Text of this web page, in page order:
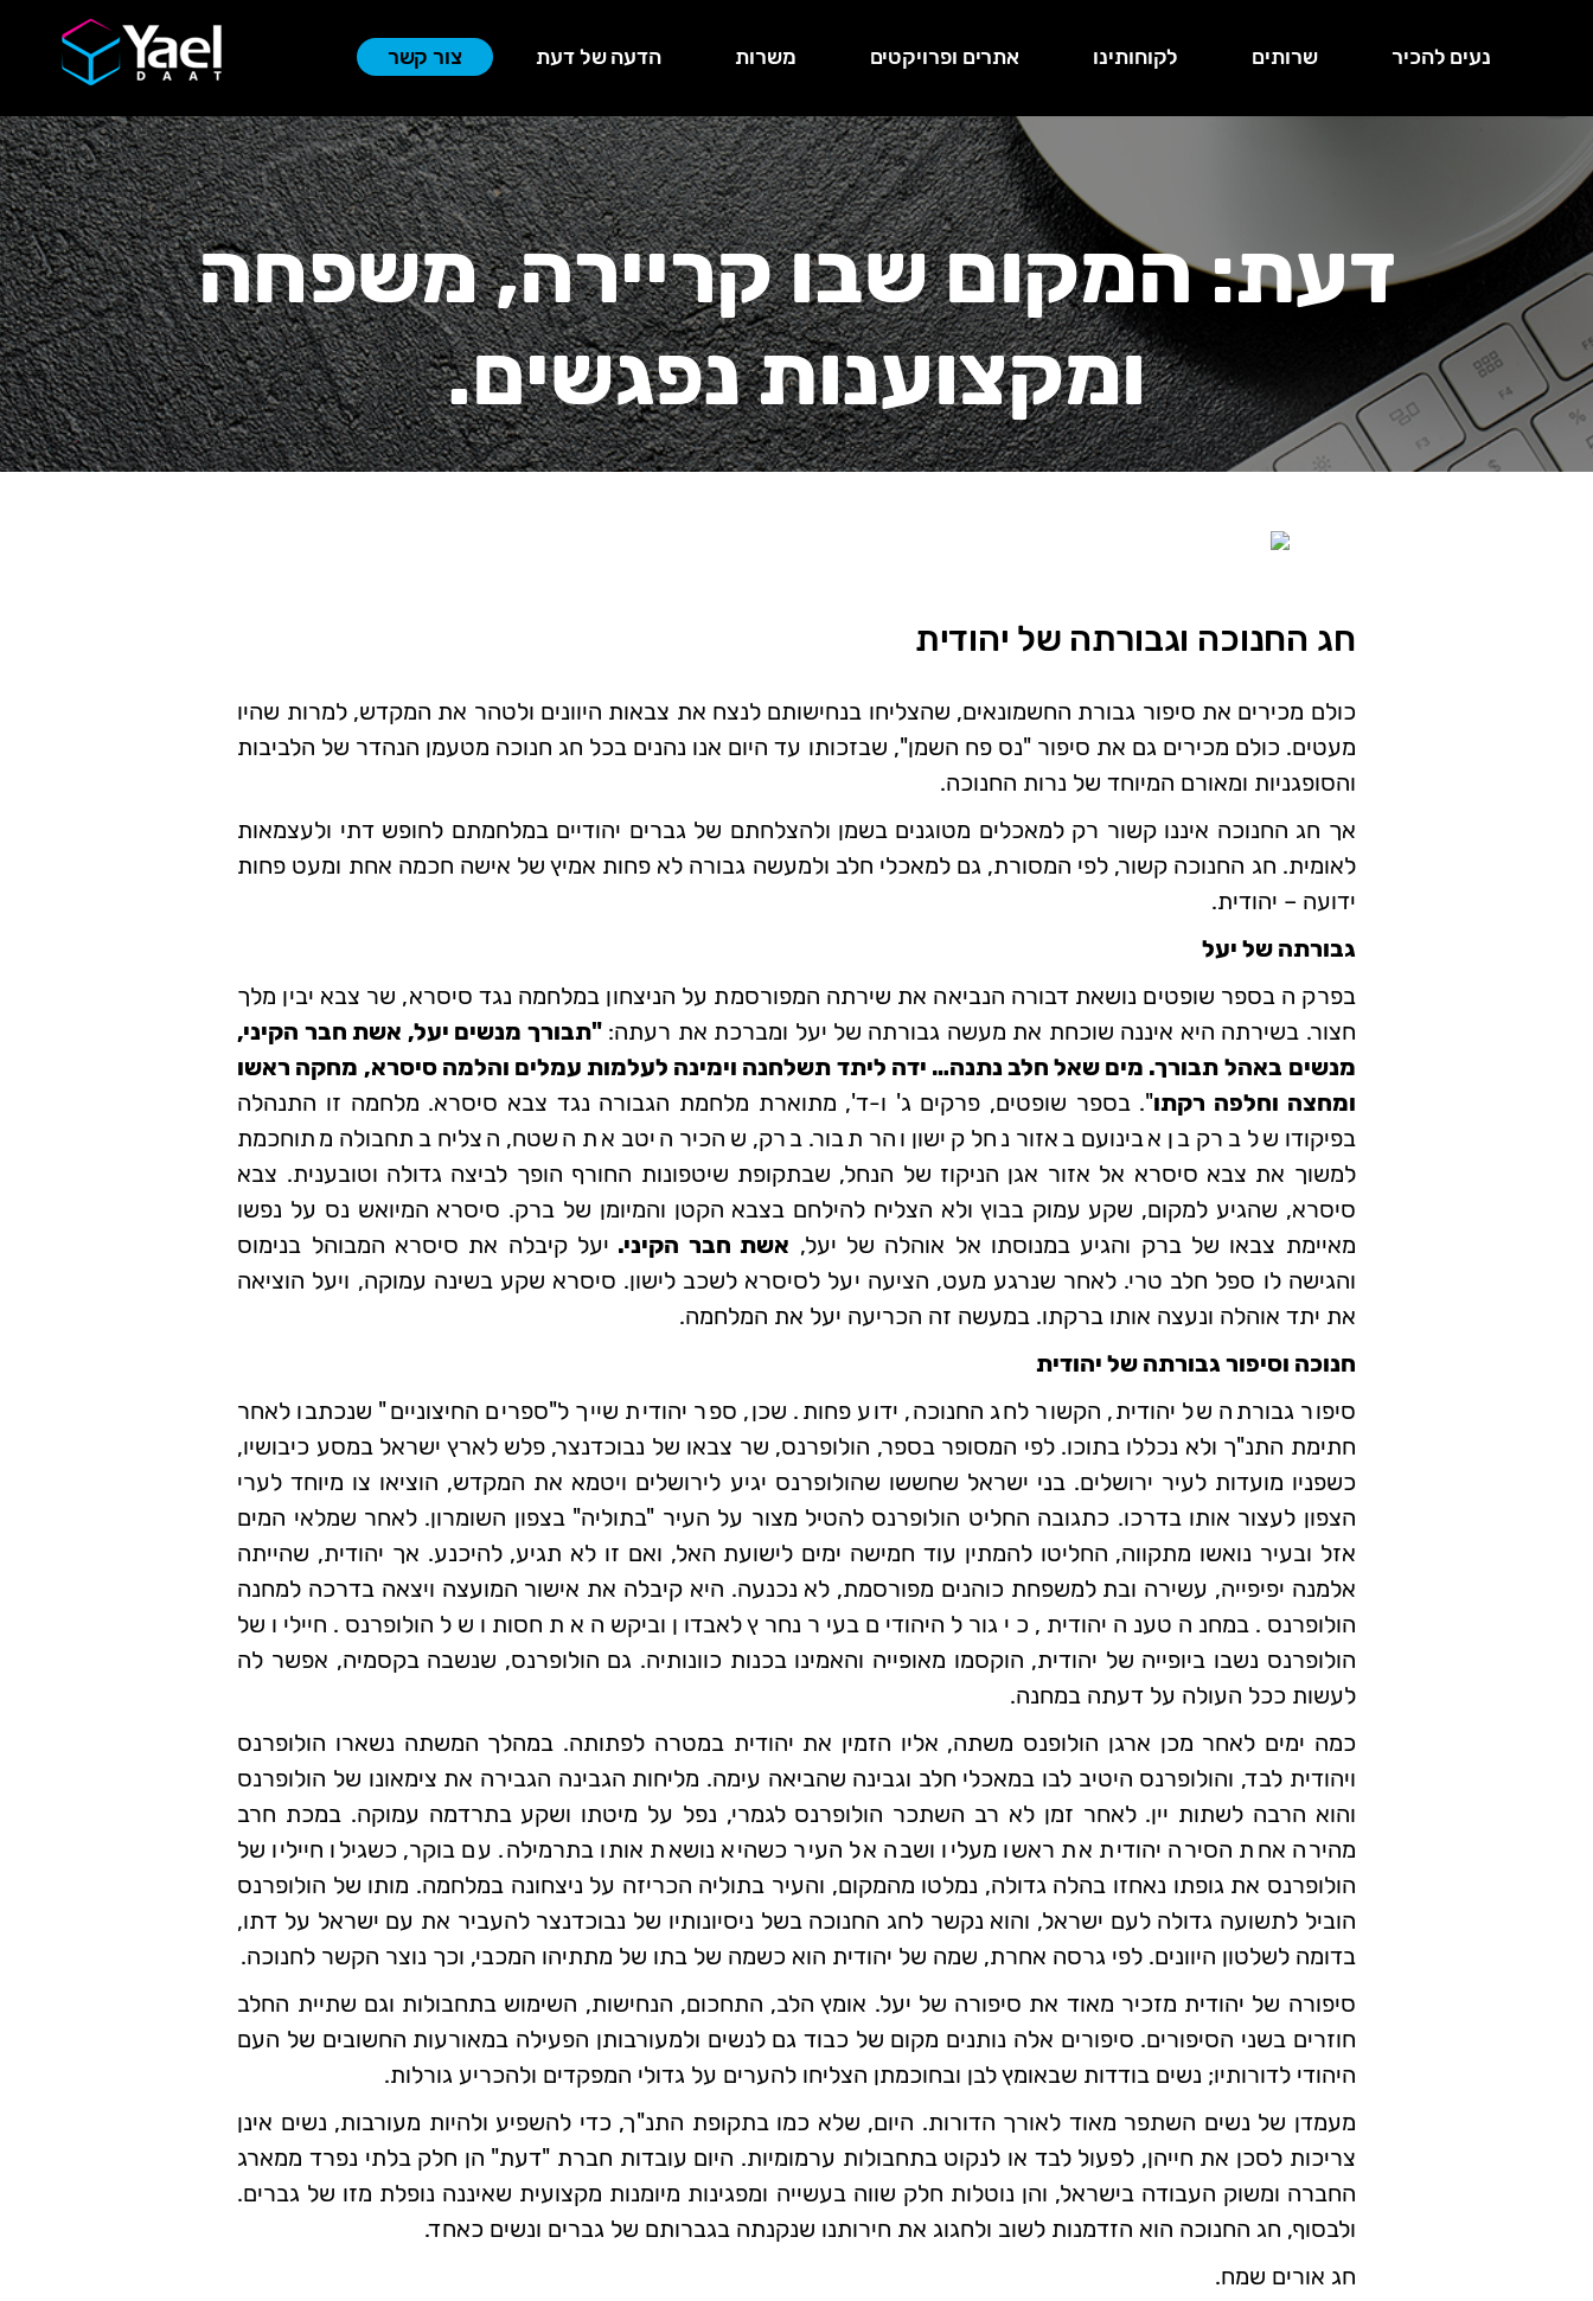
נעים להכיר שרותים לקוחותינו אתרים ופרויקטים משרות הדעה של דעת צור קשר
דעת: המקום שבו קריירה, משפחה
ומקצוענות נפגשים.
חג החנוכה וגבורתה של יהודית
כולם מכירים את סיפור גבורת החשמונאים, שהצליחו בנחישותם לנצח את צבאות היוונים ולטהר את המקדש, למרות שהיו
מעטים. כולם מכירים גם את סיפור "נס פח השמן", שבזכותו עד היום אנו נהנים בכל חג חנוכה מטעמן הנהדר של הלביבות
והסופגניות ומאורם המיוחד של נרות החנוכה.
אך חג החנוכה איננו קשור רק למאכלים מטוגנים בשמן ולהצלחתם של גברים יהודיים במלחמתם לחופש דתי ולעצמאות
לאומית. חג החנוכה קשור, לפי המסורת, גם למאכלי חלב ולמעשה גבורה לא פחות אמיץ של אישה חכמה אחת ומעט פחות
ידועה – יהודית.
גבורתה של יעל
בפרק ה בספר שופטים נושאת דבורה הנביאה את שירתה המפורסמת על הניצחון במלחמה נגד סיסרא, שר צבא יבין מלך
חצור. בשירתה היא איננה שוכחת את מעשה גבורתה של יעל ומברכת את רעתה:"תבורך מנשים יעל, אשת חבר הקיני,
מנשים באהל תבורך. מים שאל חלב נתנה… ידה ליתד תשלחנה וימינה לעלמות עמלים והלמה סיסרא, מחקה ראשו
ומחצה וחלפה רקתו". בספר שופטים, פרקים ג' ו-ד', מתוארת מלחמת הגבורה נגד צבא סיסרא. מלחמה זו התנהלה
בפיקודו של ברק בן אבינועם באזור נחל קישון והר תבור. ברק, שהכיר היטב את השטח, הצליח בתחבולה מתוחכמת
למשוך את צבא סיסרא אל אזור אגן הניקוז של הנחל, שבתקופת שיטפונות החורף הופך לביצה גדולה וטובענית. צבא
סיסרא, שהגיע למקום, שקע עמוק בבוץ ולא הצליח להילחם בצבא הקטן והמיומן של ברק. סיסרא המיואש נס על נפשו
מאיימת צבאו של ברק והגיע במנוסתו אל אוהלה של יעל, אשת חבר הקיני. יעל קיבלה את סיסרא המבוהל בנימוס
והגישה לו ספל חלב טרי. לאחר שנרגע מעט, הציעה יעל לסיסרא לשכב לישון. סיסרא שקע בשינה עמוקה, ויעל הוציאה
את יתד אוהלה ונעצה אותו ברקתו. במעשה זה הכריעה יעל את המלחמה.
חנוכה וסיפור גבורתה של יהודית
סיפור גבורתה של יהודית, הקשור לחג החנוכה, ידוע פחות. שכן, ספר יהודית שייך ל"ספרים החיצוניים" שנכתבו לאחר
חתימת התנ"ך ולא נכללו בתוכו. לפי המסופר בספר, הולופרנס, שר צבאו של נבוכדנצר, פלש לארץ ישראל במסע כיבושיו,
כשפניו מועדות לעיר ירושלים. בני ישראל שחששו שהולופרנס יגיע לירושלים ויטמא את המקדש, הוציאו צו מיוחד לערי
הצפון לעצור אותו בדרכו. כתגובה החליט הולופרנס להטיל מצור על העיר "בתוליה" בצפון השומרון. לאחר שמלאי המים
אזל ובעיר נואשו מתקווה, החליטו להמתין עוד חמישה ימים לישועת האל, ואם זו לא תגיע, להיכנע. אך יהודית, שהייתה
אלמנה יפיפייה, עשירה ובת למשפחת כוהנים מפורסמת, לא נכנעה. היא קיבלה את אישור המועצה ויצאה בדרכה למחנה
הולופרנס. במחנה טענה יהודית, כי גורל היהודים בעיר נחרץ לאבדון וביקשה את חסותו של הולופרנס. חייליו של
הולופרנס נשבו ביופייה של יהודית, הוקסמו מאופייה והאמינו בכנות כוונותיה. גם הולופרנס, שנשבה בקסמיה, אפשר לה
לעשות ככל העולה על דעתה במחנה.
כמה ימים לאחר מכן ארגן הולופנס משתה, אליו הזמין את יהודית במטרה לפתותה. במהלך המשתה נשארו הולופרנס
ויהודית לבד, והולופרנס היטיב לבו במאכלי חלב וגבינה שהביאה עימה. מליחות הגבינה הגבירה את צימאונו של הולופרנס
והוא הרבה לשתות יין. לאחר זמן לא רב השתכר הולופרנס לגמרי, נפל על מיטתו ושקע בתרדמה עמוקה. במכת חרב
מהירה אחת הסירה יהודית את ראשו מעליו ושבה אל העיר כשהיא נושאת אותו בתרמילה. עם בוקר, כשגילו חייליו של
הולופרנס את גופתו נאחזו בהלה גדולה, נמלטו מהמקום, והעיר בתוליה הכריזה על ניצחונה במלחמה. מותו של הולופרנס
הוביל לתשועה גדולה לעם ישראל, והוא נקשר לחג החנוכה בשל ניסיונותיו של נבוכדנצר להעביר את עם ישראל על דתו,
בדומה לשלטון היוונים. לפי גרסה אחרת, שמה של יהודית הוא כשמה של בתו של מתתיהו המכבי, וכך נוצר הקשר לחנוכה.
סיפורה של יהודית מזכיר מאוד את סיפורה של יעל. אומץ הלב, התחכום, הנחישות, השימוש בתחבולות וגם שתיית החלב
חוזרים בשני הסיפורים. סיפורים אלה נותנים מקום של כבוד גם לנשים ולמעורבותן הפעילה במאורעות החשובים של העם
היהודי לדורותיו; נשים בודדות שבאומץ לבן ובחוכמתן הצליחו להערים על גדולי המפקדים ולהכריע גורלות.
מעמדן של נשים השתפר מאוד לאורך הדורות. היום, שלא כמו בתקופת התנ"ך, כדי להשפיע ולהיות מעורבות, נשים אינן
צריכות לסכן את חייהן, לפעול לבד או לנקוט בתחבולות ערמומיות. היום עובדות חברת "דעת" הן חלק בלתי נפרד ממארג
החברה ומשוק העבודה בישראל, והן נוטלות חלק שווה בעשייה ומפגינות מיומנות מקצועית שאיננה נופלת מזו של גברים.
ולבסוף, חג החנוכה הוא הזדמנות לשוב ולחגוג את חירותנו שנקנתה בגברותם של גברים ונשים כאחד.
חג אורים שמח.